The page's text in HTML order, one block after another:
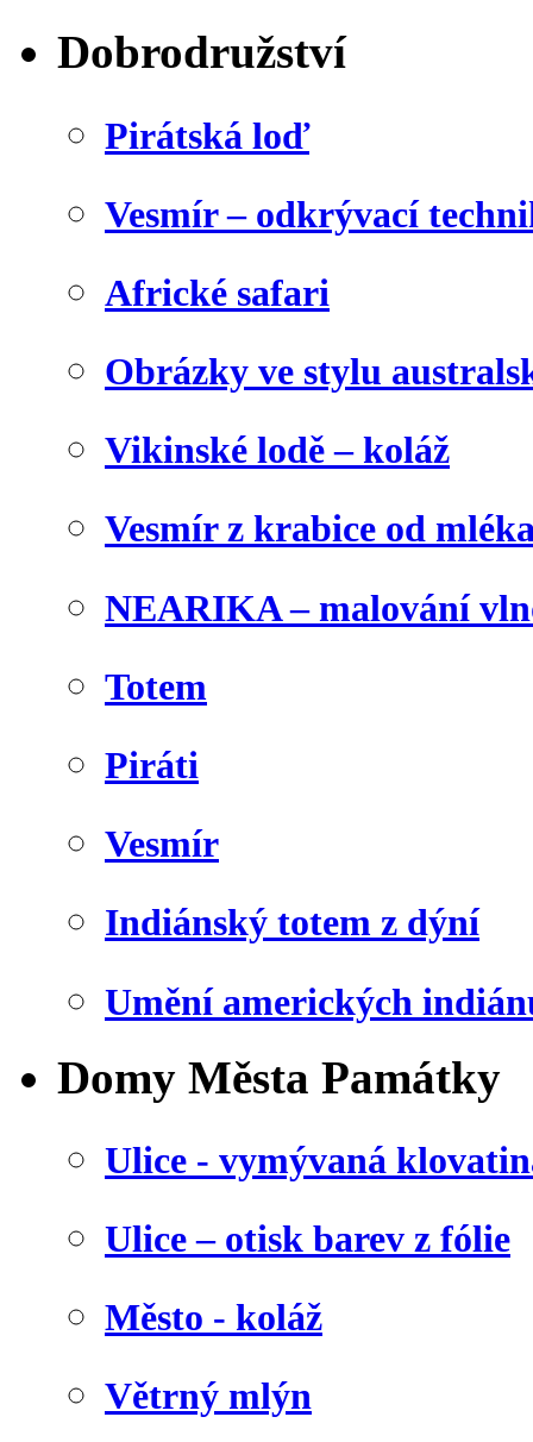
Dobrodružství
Pirátská loď
Vesmír – odkrývací
Africké safari
Obrázky ve stylu
Vikinské lodě – koláž
Vesmír z krabice od
NEARIKA – malování
Totem
Piráti
Vesmír
Indiánský totem z dýní
Umění amerických
Domy Města Památky
Ulice - vymývaná
Ulice – otisk barev z fólie
Město - koláž
Větrný mlýn